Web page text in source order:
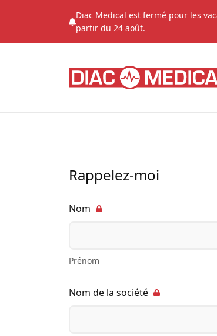
Diac Medical est fermé pour les
partir du 24 août.
Rappelez-moi
Nom
Prénom
Nom de la société